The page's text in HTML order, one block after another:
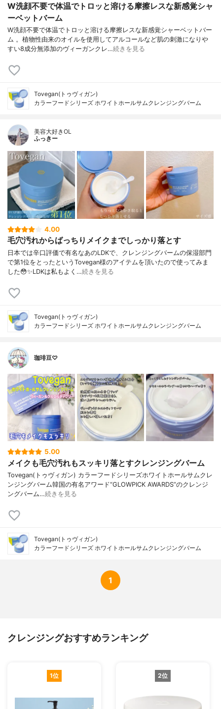
W洗顔不要で体温でトロッと溶ける摩擦レスな新感覚シャ
ーベットバーム
W洗顔不要で体温でトロッと溶ける摩擦レスな新感覚シャーベットバー
ム 。植物性由来のオイルを使用してアルコールなど肌の刺激になりや
すい8成分無添加のヴィーガンクレ…続きを見る
Tovegan(トゥヴィガン)
カラーフードシリーズ ホワイトホールサムクレンジングバーム
美容大好きOL
ふっきー
4.00
毛穴汚れからばっちりメイクまでしっかり落とす
日本では辛口評価で有名なあのLDKで、クレンジングバームの保湿部門
で第1位をとったというTovegan様のアイテムを頂いたので使ってみま
した😳✨LDKは私もよく…続きを見る
Tovegan(トゥヴィガン)
カラーフードシリーズ ホワイトホールサムクレンジングバーム
珈琲豆♡
5.00
メイクも毛穴汚れもスッキリ落とすクレンジングバーム
Tovegan(トゥヴィガン) カラーフードシリーズホワイトホールサムクレ
ンジングバーム韓国の有名アワード“GLOWPICK AWARDS”のクレンジ
ングバーム…続きを見る
Tovegan(トゥヴィガン)
カラーフードシリーズ ホワイトホールサムクレンジングバーム
1
クレンジングおすすめランキング
1位 2位